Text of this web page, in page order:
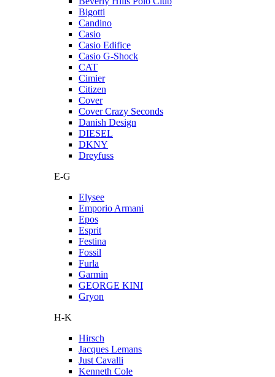
Bigotti
Candino
Casio
Casio Edifice
Casio G-Shock
CAT
Cimier
Citizen
Cover
Cover Crazy Seconds
Danish Design
DIESEL
DKNY
Dreyfuss
E-G
Elysee
Emporio Armani
Epos
Esprit
Festina
Fossil
Furla
Garmin
GEORGE KINI
Gryon
H-K
Hirsch
Jacques Lemans
Just Cavalli
Kenneth Cole